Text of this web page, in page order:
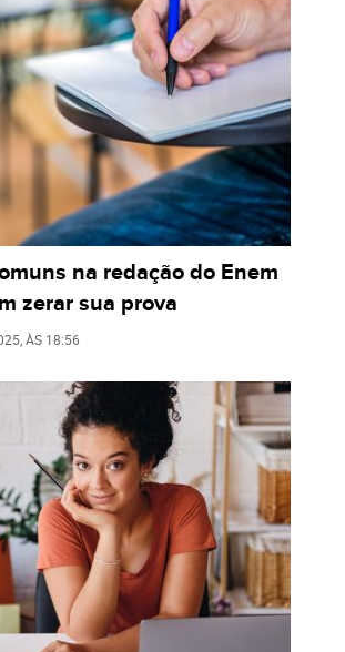
na redação do Enem
zerar sua prova
, ÀS 18:56